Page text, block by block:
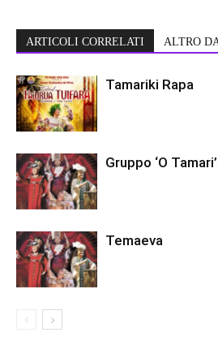
ARTICOLI CORRELATI ALTRO
Tamariki Rapa
Gruppo ‘O
Temaeva